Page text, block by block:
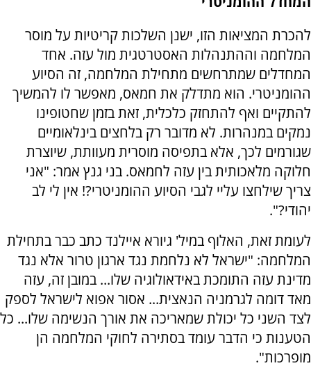
להכרת המציאות הזו, ישנן השלכות קריטיות על מוסר
המלחמה וההתנהלות האסטרטגית מול עזה. אחד
המחדלים שמתרחשים מתחילת המלחמה, זה הסיוע
ההומניטרי. הוא מתדלק את חמאס, מאפשר לו להמשיך
להתקיים ואף להתחזק כלכלית, זאת בזמן שחטופינו
נמקים במנהרות. לא מדובר רק בלחצים בינלאומיים
שגורמים לכך, אלא בתפיסה מוסרית מעוותת, שיוצרת
חלוקה מלאכותית בין עזה לחמאס. בני גנץ אמר: "אני
צריך שילחצו עליי לגבי הסיוע ההומניטרי?! אין לי לב
יהודי?".
לעומת זאת, האלוף במיל' גיורא איילנד כתב כבר בתחילת
המלחמה: "ישראל לא נלחמת נגד ארגון טרור אלא נגד
מדינת עזה התומכת באידאולוגיה שלו... במובן זה, עזה
מאד דומה לגרמניה הנאצית... אסור אפוא לישראל לספק
לצד השני כל יכולת שמאריכה את אורך הנשימה שלו... כל
הטענות כי הדבר עומד בסתירה לחוקי המלחמה הן
מופרכות".